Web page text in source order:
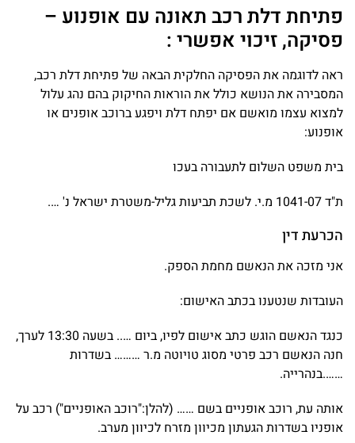
פתיחת דלת רכב תאונה עם אופנוע –
פסיקה, זיכוי אפשרי :
ראה לדוגמה את הפסיקה החלקית הבאה של פתיחת דלת רכב,
המסבירה את הנושא כולל את הוראות החיקוק בהם נהג עלול
למצוא עצמו מואשם אם יפתח דלת ויפגע ברוכב אופנים או
אופנוע:
בית משפט השלום לתעבורה בעכו
ת"ד 1041-07 מ.י. לשכת תביעות גליל-משטרת ישראל נ' ….
הכרעת דין
אני מזכה את הנאשם מחמת הספק.
העובדות שנטענו בכתב האישום:
כנגד הנאשם הוגש כתב אישום לפיו, ביום ….. בשעה 13:30 לערך,
חנה הנאשם רכב פרטי מסוג טויוטה מ.ר ……… בשדרות
…….בנהרייה.
אותה עת, רוכב אופניים בשם …… (להלן:"רוכב האופניים") רכב על
אופניו בשדרות הגעתון מכיוון מזרח לכיוון מערב.